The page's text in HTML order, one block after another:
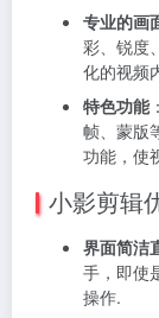
专业的画
彩、锐度
化的视频
特色功能
帧、蒙版
功能，使
小影剪辑
界面简洁
手，即使
操作.